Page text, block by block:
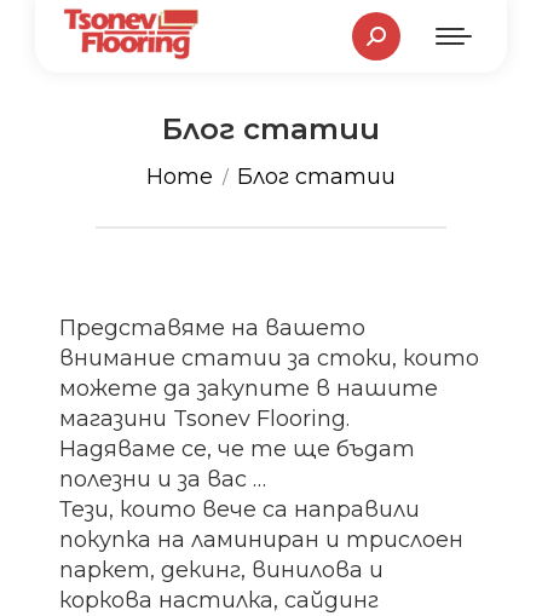
Search:
Блог статии
You are here:
Home Блог статии
Представяме на вашето
внимание статии за стоки, които
можете да закупите в нашите
магазини Tsonev Flooring.
Надяваме се, че те ще бъдат
полезни и за вас …
Тези, които вече са направили
покупка на ламиниран и трислоен
паркет, декинг, винилова и
коркова настилка, сайдинг